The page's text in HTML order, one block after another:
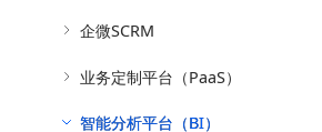
企微SCRM
业务定制平台（PaaS）
智能分析平台（BI）